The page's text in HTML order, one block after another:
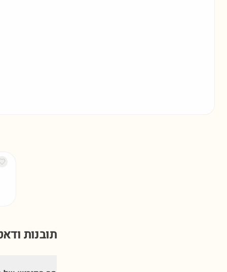
תובנות